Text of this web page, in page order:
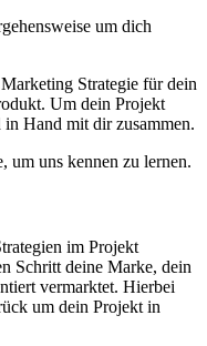
um dich
Strategie für dein
Um dein Projekt
Hand mit dir zusammen.
um uns kennen zu lernen.
im Projekt
Schritt deine Marke, dein
vermarktet. Hierbei
um dein Projekt in